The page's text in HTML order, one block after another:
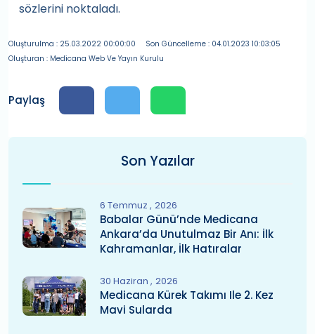
sözlerini noktaladı.
Oluşturulma : 25.03.2022 00:00:00
Son Güncelleme : 04.01.2023 10:03:05
Oluşturan : Medicana Web Ve Yayın Kurulu
Paylaş
Son Yazılar
6 Temmuz 2026
Babalar Günü’nde Medicana
Ankara’da Unutulmaz Bir Anı: İlk
Kahramanlar, İlk Hatıralar
30 Haziran 2026
Medicana Kürek Takımı Ile 2. Kez
Mavi Sularda